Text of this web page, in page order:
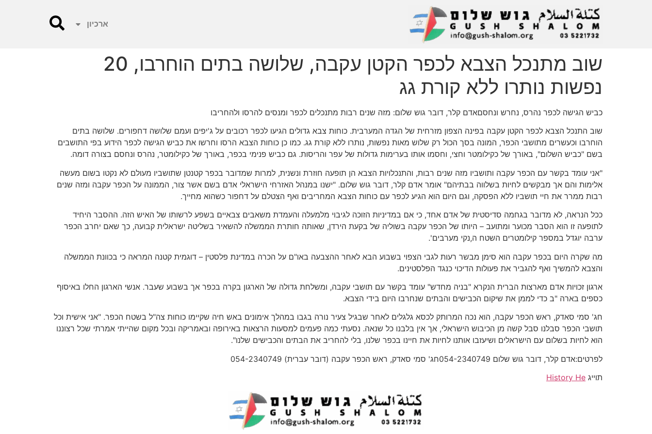
ארכיון
שוב מתנכל הצבא לכפר הקטן עקבה, שלושה בתים הוחרבו, 20
נפשות נותרו ללא קורת גג
כביש הגישה לכפר נהרס, נחרש ונחסםאדם קלר, דובר גוש שלום: מזה שנים רבות מתנכלים לכפר ומנסים להרסו ולהחריבו
שוב התנכל הצבא לכפר הקטן עקבה בפינה הצפון מזרחית של הגדה המערבית. כוחות צבא גדולים הגיעו לכפר רכובים על ג'יפים ועמם שלושה דחפורים. שלושה בתים
הוחרבו וכעשרים מתושבי הכפר, המונה בסך הכול רק שלוש מאות נפשות, נותרו ללא קורת גג. כמו כן כוחות הצבא הרסו וחרשו את כביש הגישה לכפר הידוע בפי התושבים
בשם "כביש השלום", באורך של כקילומטר וחצי, וחסמו אותו בערימות גדולות של עפר והריסות. גם כביש פנימי בכפר, באורך של כקילומטר, נהרס ונחסם בצורה דומה.
"אני עומד בקשר עם הכפר עקבה ותושביו מזה שנים רבות, והתנכלויות הצבא הן תופעה חוזרת ונשנית, למרות שמדובר בכפר קטנטן שתושביו מעולם לא נקטו בשום מעשה
אלימות והם אך מבקשים לחיות בשלווה בבתיהם" אומר אדם קלר, דובר גוש שלום. "ישנו במנהל האזרחי הישראלי אדם בשם אשר צור, הממונה על הכפר עקבה ומזה שנים
רבות ממרר את חיי תושביו ללא הפסקה, וגם היום הוא הגיע לכפר עם כוחות הצבא המחריבים ואף הצטלם על דחפור כשהוא מחייך.
ככל הנראה, לא מדובר בגחמה סדיסטית של אדם אחד, כי אם במדיניות הזוכה לגיבוי מלמעלה והעמדת משאבים צבאיים בשפע לרשותו של האיש הזה. ההסבר היחיד
לתופעה זו הוא הסבר מכוער ומתועב – היותו של הכפר עקבה בשוליה של בקעת הירדן, שאותה חותרת הממשלה להשאיר בשליטה ישראלית קבועה, כך שאם יחרב הכפר
ערבה יוגדל במספר קילומטרים השטח ה,נקי מערבים'.
מה שקרה היום בכפר עקבה הוא סימן מבשר רעות לגבי הצפוי בשבוע הבא לאחר ההצבעה באו"ם על הכרה במדינת פלסטין – דוגמית קטנה המראה כי בכוונת הממשלה
והצבא להמשיך ואף להגביר את פעולות הדיכוי כנגד הפלסטינים.
ארגון זכויות אדם מארצות הברית הנקרא "בניה מחדש" עומד בקשר עם תושבי עקבה, ומשלחת גדולה של הארגון בקרה בכפר אך בשבוע שעבר. אנשי הארגון החלו באיסוף
כספים בארה "ב כדי לממן את שיקום הכבישים והבתים שנחרבו היום בידי הצבא.
חג' סמי סאדק, ראש הכפר עקבה, הוא נכה המרותק לכסא גלגלים לאחר שבגיל צעיר נורה בגבו במהלך אימונים באש חיה שקיימו כוחות צה"ל בשטח הכפר. "אני אישית וכל
תושבי הכפר סבלנו סבל קשה מן הכיבוש הישראלי, אך אין בלבנו כל שנאה. נסעתי כמה פעמים למסעות הרצאות באירופה ובאמריקה ובכל מקום שהייתי אמרתי שכל רצוננו
הוא לחיות בשלום עם הישראלים ושיעזבו אותנו לחיות את חיינו בכפר שלנו, בלי להחריב את הבתים והכבישים שלנו".
לפרטים:אדם קלר, דובר גוש שלום 054-2340749חג' סמי סאדק, ראש הכפר עקבה (דובר עברית) 054-2340749
תוייג History He